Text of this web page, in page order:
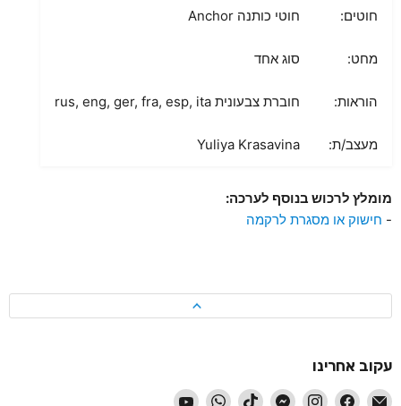
חוטים: חוטי כותנה Anchor
מחט: סוג אחד
הוראות: חוברת צבעונית rus, eng, ger, fra, esp, ita
מעצב/ת: Yuliya Krasavina
מומלץ לרכוש בנוסף לערכה:
- חישוק או מסגרת לרקמה
עקוב אחרינו
-
-
-
-
-
-
-